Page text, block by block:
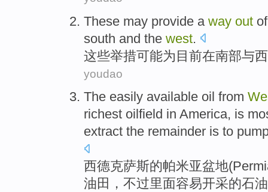
These may provide a way out of
south and the west.
这些举措可能为 目前在南部与
youdao
The easily available oil from
richest oilfield in America, is
extract the remainder is to
西德克萨斯的帕米亚盆地(
油田 ，不过里面容易开采的石油